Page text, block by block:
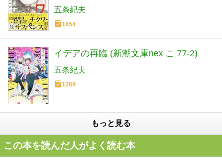
五条紀夫
1854
イデアの再臨 (新潮文庫nex こ 77-2)
五条紀夫
1269
もっと見る
この本を読んだ人がよく読む本